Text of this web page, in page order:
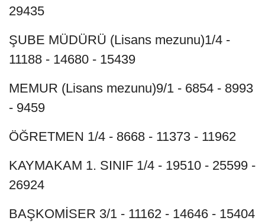
29435
ŞUBE MÜDÜRÜ (Lisans mezunu)1/4 -
11188 - 14680 - 15439
MEMUR (Lisans mezunu)9/1 - 6854 - 8993
- 9459
ÖĞRETMEN 1/4 - 8668 - 11373 - 11962
KAYMAKAM 1. SINIF 1/4 - 19510 - 25599 -
26924
BAŞKOMİSER 3/1 - 11162 - 14646 - 15404